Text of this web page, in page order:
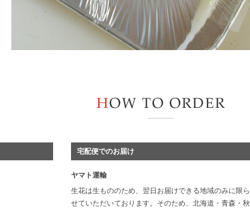
宅配便でのお届け
ヤマト運輸
生花は生もののため、翌日お届けできる地域のみに限ら
せていただいております。そのため、北海道・青森・秋